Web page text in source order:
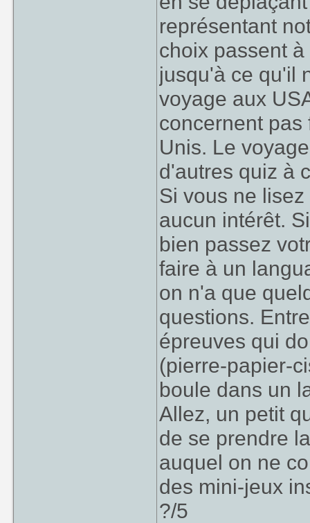
représentant
choix passent
jusqu'à ce qu'il
voyage aux
concernent pas
Unis. Le
d'autres quiz à
Si vous ne
aucun intérêt.
bien passez
faire à un
on n'a que
questions.
épreuves qui
(pierre-papier-
boule dans un
Allez, un petit
de se prendre
auquel on ne
des mini-jeux
?/5